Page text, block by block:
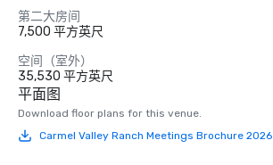
第二大房间
7,500 平方英尺
空间（室外）
35,530 平方英尺
平面图
Download floor plans for this venue.
Carmel Valley Ranch Meetings Brochure 2026